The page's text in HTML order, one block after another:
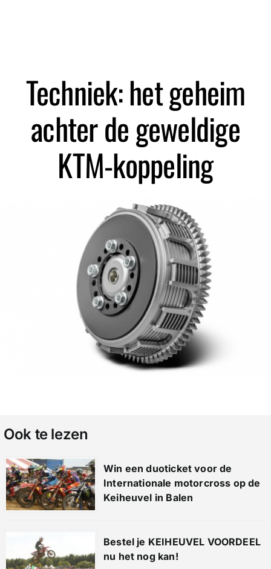
Techniek: het geheim
achter de geweldige
KTM-koppeling
Ook te lezen
Win een duoticket voor de
Internationale motorcross op de
Keiheuvel in Balen
Bestel je KEIHEUVEL VOORDEEL
nu het nog kan!